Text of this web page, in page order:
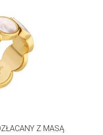
Z MASĄ